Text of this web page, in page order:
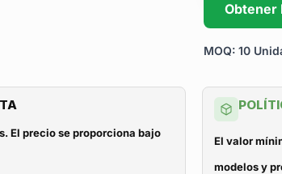
Obtener
MOQ: 10
El precio se proporciona bajo
El valor
modelos y